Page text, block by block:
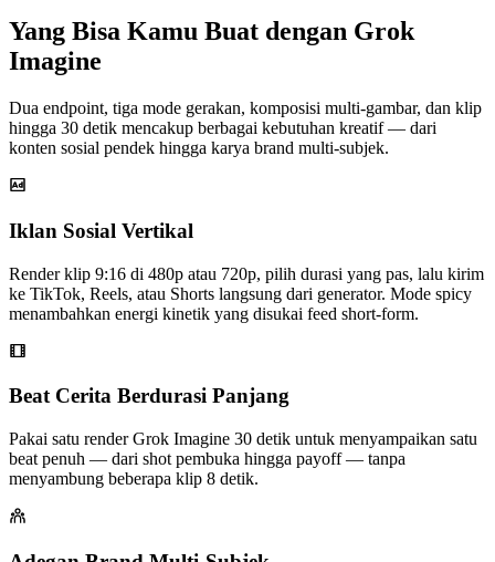
Yang Bisa Kamu Buat dengan Grok
Imagine
Dua endpoint, tiga mode gerakan, komposisi multi-gambar, dan klip
hingga 30 detik mencakup berbagai kebutuhan kreatif — dari
konten sosial pendek hingga karya brand multi-subjek.
Iklan Sosial Vertikal
Render klip 9:16 di 480p atau 720p, pilih durasi yang pas, lalu kirim
ke TikTok, Reels, atau Shorts langsung dari generator. Mode spicy
menambahkan energi kinetik yang disukai feed short-form.
Beat Cerita Berdurasi Panjang
Pakai satu render Grok Imagine 30 detik untuk menyampaikan satu
beat penuh — dari shot pembuka hingga payoff — tanpa
menyambung beberapa klip 8 detik.